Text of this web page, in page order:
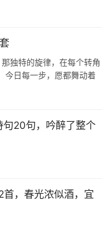
独特的旋律，在每个转角
今日每一步，愿都舞动着
句20句，吟醉了整个
首，春光浓似酒，宜